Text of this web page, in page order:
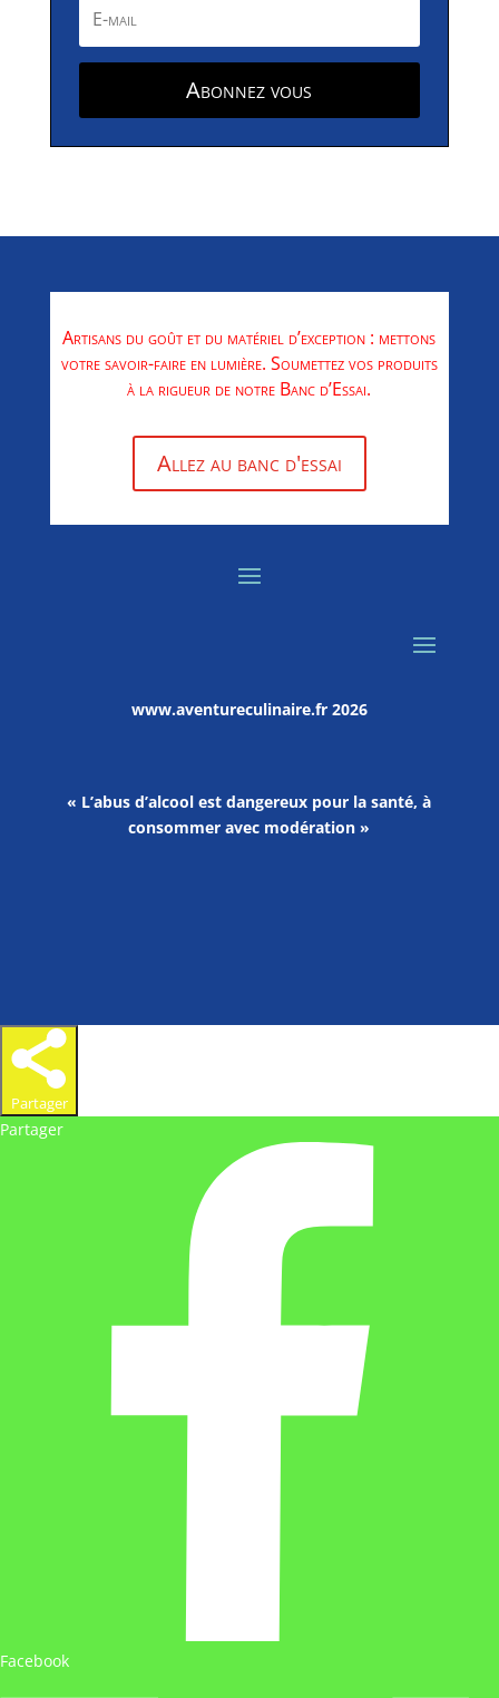
Abonnez vous
Artisans du goût et du matériel d’exception : mettons
votre savoir-faire en lumière. Soumettez vos produits
à la rigueur de notre Banc d’Essai.
Allez au banc d'essai
www.aventureculinaire.fr2026
« L’abus d’alcool est dangereux pour la santé, à
consommer avec modération »
Partager
Partager
Facebook